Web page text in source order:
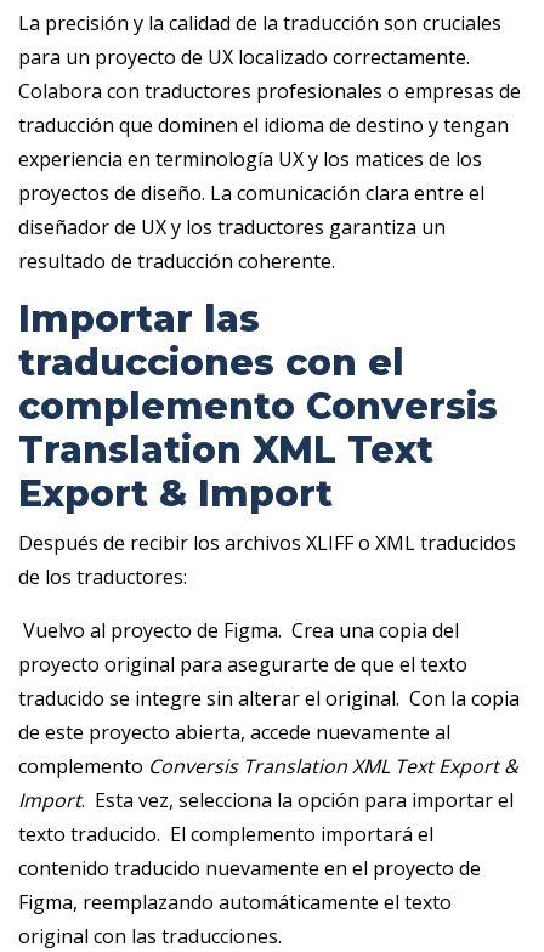
La precisión y la calidad de la traducción son cruciales
para un proyecto de UX localizado correctamente.
Colabora con traductores profesionales o empresas de
traducción que dominen el idioma de destino y tengan
experiencia en terminología UX y los matices de los
proyectos de diseño. La comunicación clara entre el
diseñador de UX y los traductores garantiza un
resultado de traducción coherente.
Importar las
traducciones con el
complemento Conversis
Translation XML Text
Export & Import
Después de recibir los archivos XLIFF o XML traducidos
de los traductores:
‎ Vuelvo al proyecto de Figma. ‎ Crea una copia del
proyecto original para asegurarte de que el texto
traducido se integre sin alterar el original. ‎ Con la copia
de este proyecto abierta, accede nuevamente al
complemento Conversis Translation XML Text Export &
Import. ‎ Esta vez, selecciona la opción para importar el
texto traducido. ‎ El complemento importará el
contenido traducido nuevamente en el proyecto de
Figma, reemplazando automáticamente el texto
original con las traducciones.